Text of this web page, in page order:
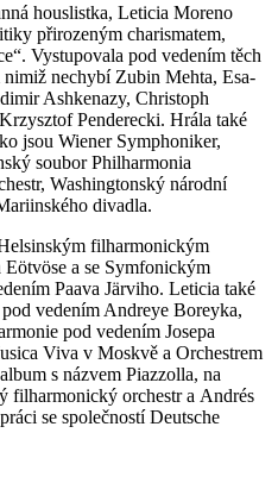
houslistka, Leticia Moreno
přirozeným charismatem,
Vystupovala pod vedením těch
nechybí Zubin Mehta, Esa-
Ashkenazy, Christoph
Penderecki. Hrála také
jsou Wiener Symphoniker,
soubor Philharmonia
Washingtonský národní
divadla.
filharmonickým
Eötvöse a se Symfonickým
Paava Järviho. Leticia také
vedením Andreye Boreyka,
pod vedením Josepa
Viva v Moskvě a Orchestrem
s názvem Piazzolla, na
filharmonický orchestr a Andrés
se společností Deutsche